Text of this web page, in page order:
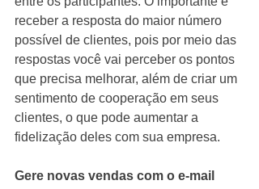
receber a resposta do maior número
possível de clientes, pois por meio das
respostas você vai perceber os pontos
que precisa melhorar, além de criar um
sentimento de cooperação em seus
clientes, o que pode aumentar a
fidelização deles com sua empresa.
Gere novas vendas com o e-mail